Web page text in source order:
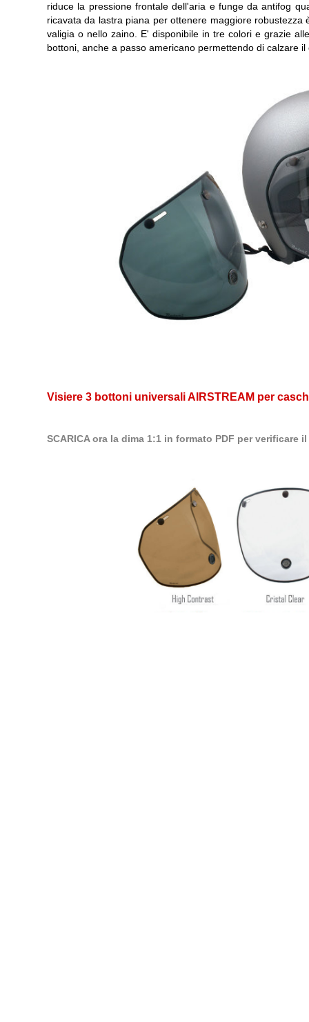
riduce la pressione frontale dell'aria e funge da antifog
ricavata da lastra piana per ottenere maggiore
valigia o nello zaino. E' disponibile in tre colori e grazie
bottoni, anche a passo americano permettendo di calzare
Visiere 3 bottoni universali AIRSTREAM per
SCARICA ora la dima 1:1 in formato PDF per